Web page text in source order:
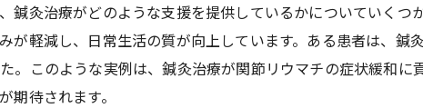
鍼灸治療と栄養管理の重要性
鍼灸によるストレス緩和とリラックス効果
鍼灸治療で日常生活に戻るためのステップ
鍼灸治療がどのような支援を提供しているかについていく
が軽減し、日常生活の質が向上しています。ある患者は、
。このような実例は、鍼灸治療が関節リウマチの症状緩和
期待されます。